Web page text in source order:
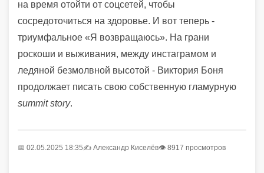
на время отойти от соцсетей, чтобы
сосредоточиться на здоровье. И вот теперь -
триумфальное «Я возвращаюсь». На грани
роскоши и выживания, между инстаграмом и
ледяной безмолвной высотой - Виктория Боня
продолжает писать свою собственную гламурную
summit story.
📅 02.05.2025 18:35✍️ Александр Киселёв👁 8917 просмотров